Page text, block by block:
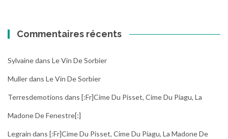
Commentaires récents
Sylvainedans Le Vin De Sorbier
Mullerdans Le Vin De Sorbier
Terresdemotions dans [:fr]Cime Du Pisset, Cime Du Piagu, La
Madone De Fenestre[:]
Legrain dans [:fr]Cime Du Pisset, Cime Du Piagu, La Madone De